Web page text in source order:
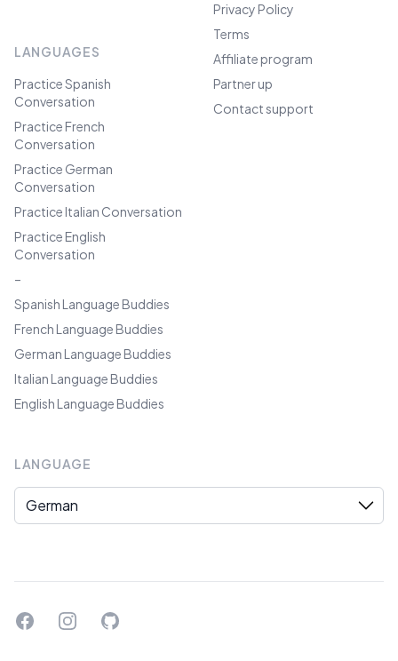
LANGUAGES
Practice Spanish
Conversation
Practice French
Conversation
Practice German
Conversation
Practice Italian Conversation
Practice English
Conversation
–
Spanish Language Buddies
French Language Buddies
German Language Buddies
Italian Language Buddies
English Language Buddies
Privacy Policy
Terms
Affiliate program
Partner up
Contact support
LANGUAGE
Language
FacebookInstagramGitHub